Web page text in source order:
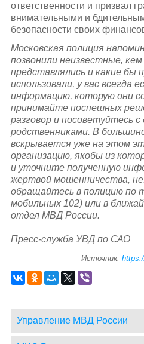
ответственности и призвал
внимательными и
безопасности своих
Московская полиция
позвонили неизвестные,
представлялись и какие бы
использовали, у вас всегда
информацию, которую они
принимайте поспешных
разговор и посоветуйтесь с
родственниками. В
вскрывается уже на этом
организацию, якобы из
и уточните полученную
жертвой мошенничества,
обращайтесь в полицию по
мобильных 102) или в
отдел МВД России.
Пресс-служба УВД по САО
Источник:
Управление МВД России